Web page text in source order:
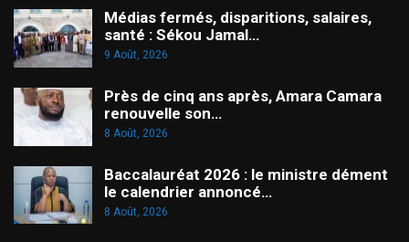
Médias fermés, disparitions, salaires,
santé : Sékou Jamal…
9 Août, 2026
Près de cinq ans après, Amara Camara
renouvelle son…
8 Août, 2026
Baccalauréat 2026 : le ministre dément
le calendrier annoncé…
8 Août, 2026